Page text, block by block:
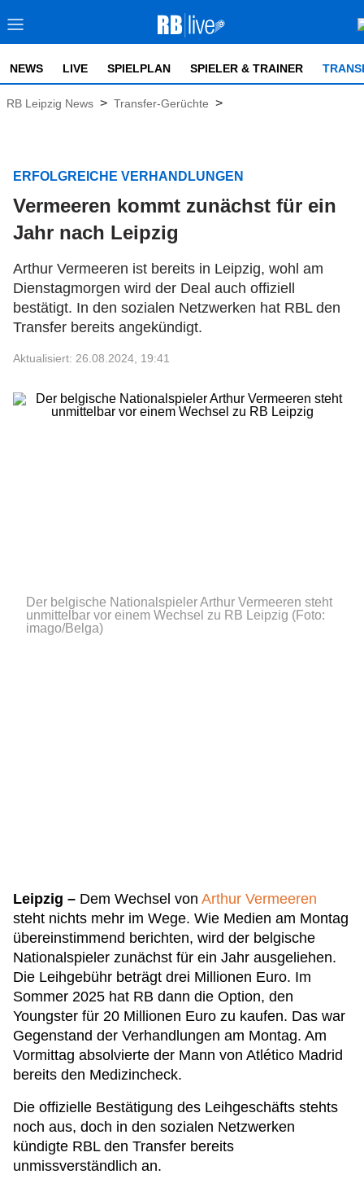
NEWS LIVE SPIELPLAN SPIELER & TRAINER
RB Leipzig News > Transfer-Gerüchte >
ERFOLGREICHE VERHANDLUNGEN
Vermeeren kommt zunächst für ein
Jahr nach Leipzig
Arthur Vermeeren ist bereits in Leipzig, wohl am
Dienstagmorgen wird der Deal auch offiziell
bestätigt. In den sozialen Netzwerken hat RBL den
Transfer bereits angekündigt.
Aktualisiert: 26.08.2024, 19:41
Der belgische Nationalspieler Arthur Vermeeren steht
unmittelbar vor einem Wechsel zu RB Leipzig (Foto:
imago/Belga)
Leipzig – Dem Wechsel von Arthur Vermeeren
steht nichts mehr im Wege. Wie Medien am Montag
übereinstimmend berichten, wird der belgische
Nationalspieler zunächst für ein Jahr ausgeliehen.
Die Leihgebühr beträgt drei Millionen Euro. Im
Sommer 2025 hat RB dann die Option, den
Youngster für 20 Millionen Euro zu kaufen. Das war
Gegenstand der Verhandlungen am Montag. Am
Vormittag absolvierte der Mann von Atlético Madrid
bereits den Medizincheck.
Die offizielle Bestätigung des Leihgeschäfts stehts
noch aus, doch in den sozialen Netzwerken
kündigte RBL den Transfer bereits
unmissverständlich an.